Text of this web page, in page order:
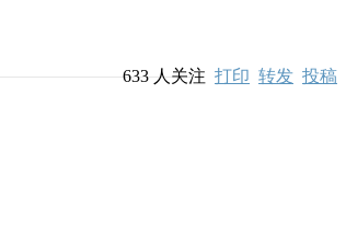
633人关注 打印 转发 投稿